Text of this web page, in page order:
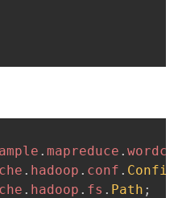
. mapreduce .
. hadoop . conf .
. hadoop . fs . Path ;